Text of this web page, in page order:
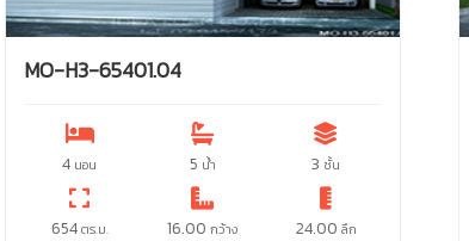
MO-H3-65401.04
4 นอน 5 น้ำ 3 ชั้น
654ตร.ม. 16.00กว้าง 24.00 ลึก